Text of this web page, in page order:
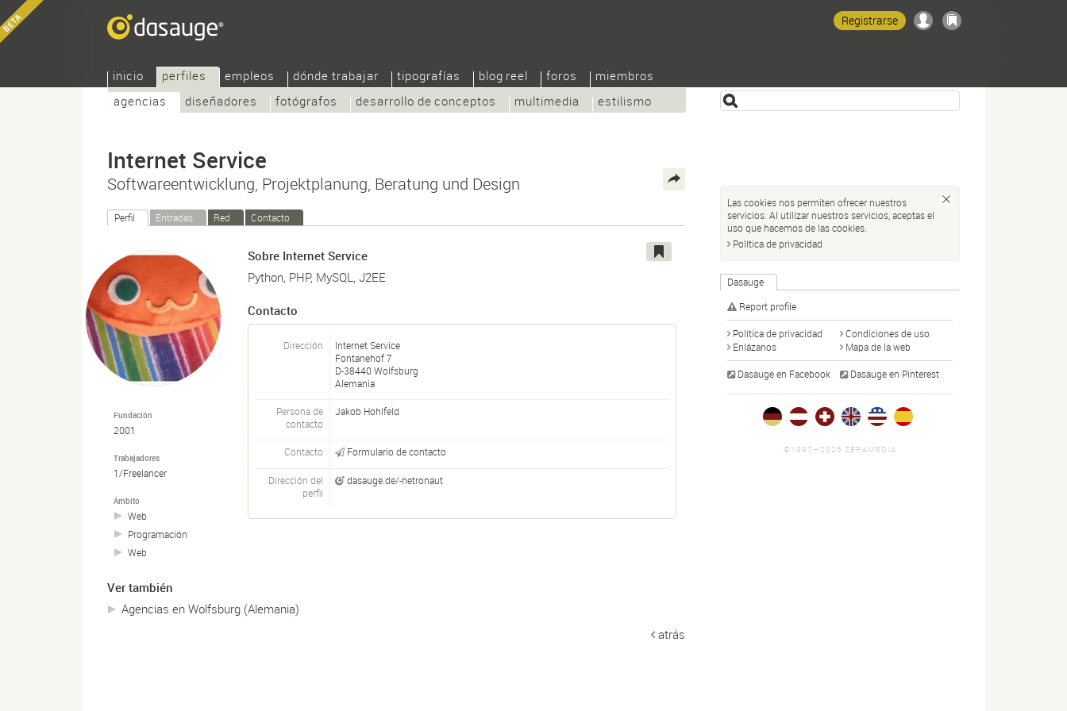
inicio
perfiles
agencias
diseñadores fotógrafos desarrollo de conceptos multimedia estilismo
empleos dónde trabajar tipografías blog reel foros miembros
Registrarse
Internet Service
Softwareentwicklung, Projektplanung, Beratung und Design
Perfil Entradas Red Contacto
Fundación
2001
Trabajadores
1/Freelancer
Ámbito
Web
Programación
Web
Sobre Internet Service
Python, PHP, MySQL, J2EE
Contacto
Dirección
Internet Service
Fontanehof 7
D-38440Wolfsburg
Alemania
Persona de
contacto
Jakob Hohlfeld
Contacto Formulario de contacto
Dirección del
perfil
dasauge.de/-netronaut
Ver también
Agencias en Wolfsburg (Alemania)
atrás
Las cookies nos permiten ofrecer nuestros
servicios. Al utilizar nuestros servicios, aceptas el
uso que hacemos de las cookies.
Política de privacidad
Dasauge
Report profile
Política de privacidad
Condiciones de uso
Enlázanos
Mapa de la web
Dasauge en Facebook Dasauge en Pinterest
©1997—2026 ZERAMEDIA